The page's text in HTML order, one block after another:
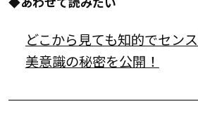
どこから見ても知的でセン
美意識の秘密を公開！